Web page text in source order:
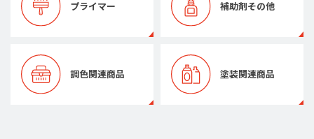
プライマー 補助剤その他
調色関連商品 塗装関連商品